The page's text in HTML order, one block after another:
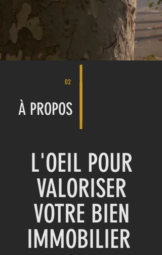
02
À PROPOS
L'OEIL POUR
VALORISER
VOTRE BIEN
IMMOBILIER